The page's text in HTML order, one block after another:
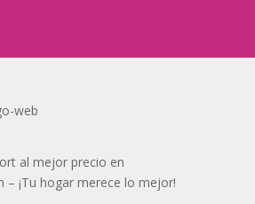
al mejor precio en
– ¡Tu hogar merece lo mejor!